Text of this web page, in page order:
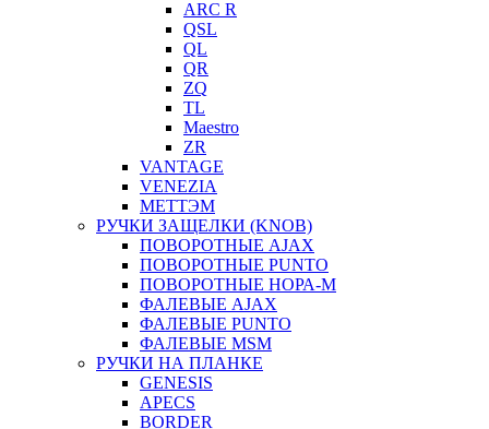
ARC R
QSL
QL
QR
ZQ
TL
Maestro
ZR
VANTAGE
VENEZIA
МЕТТЭМ
РУЧКИ ЗАЩЕЛКИ (KNOB)
ПОВОРОТНЫЕ AJAX
ПОВОРОТНЫЕ PUNTO
ПОВОРОТНЫЕ НОРА-М
ФАЛЕВЫЕ AJAX
ФАЛЕВЫЕ PUNTO
ФАЛЕВЫЕ MSM
РУЧКИ НА ПЛАНКЕ
GENESIS
APECS
BORDER